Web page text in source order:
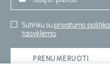
Sutinku su privatumo politika
taisyklėmis
PRENUMERUOTI